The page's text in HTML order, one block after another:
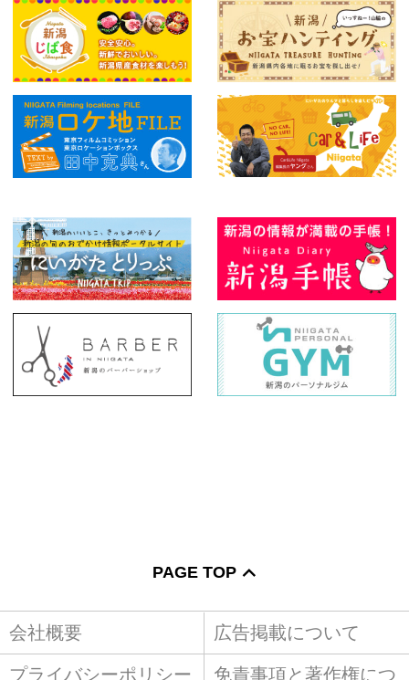
PAGE TOP
会社概要 広告掲載について
プライバシーポリシー 免責事項と著作権につ